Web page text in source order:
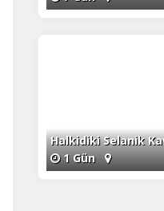
Halkidiki Selanik
1 Gün